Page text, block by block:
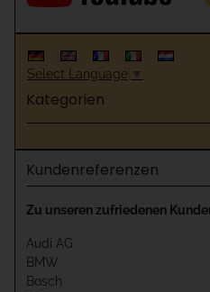
Select Language ▼
Kategorien
Kundenreferenzen
Zu unseren zufriedenen
Audi AG
BMW
Bosch